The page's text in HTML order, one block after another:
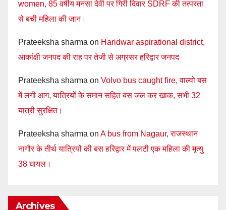
women, 85 वर्षीय मनसा देवी पर गिरी दिवार SDRF की तत्परता
से बची महिला की जान।
Prateeksha sharma on Haridwar aspirational district,
आकांक्षी जनपद की राह पर तेजी से अग्रसर हरिद्वार जनपद
Prateeksha sharma on Volvo bus caught fire, वाल्वो बस
में लगी आग, यात्रियों के समान सहित बस जल कर खाक, सभी 32
यात्री सुरक्षित।
Prateeksha sharma on A bus from Nagaur, राजस्थान
नागौर के तीर्थ यात्रियों की बस हरिद्वार में पलटी एक महिला की मृत्यु
38 घायल।
Archives